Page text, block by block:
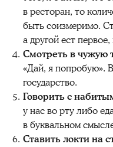
в ресторан, то
быть соизмеримо.
а другой ест
Смотреть в чужую
«Дай, я попробую».
государство.
Говорить с
у нас во рту либо
в буквальном
Ставить локти на